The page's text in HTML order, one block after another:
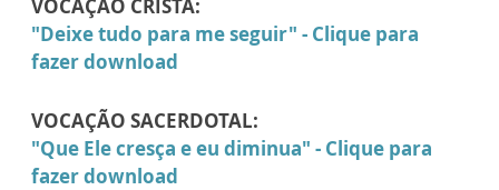
VOCAÇÃO CRISTÃ:
"Deixe tudo para me seguir" - Clique para
fazer download
VOCAÇÃO SACERDOTAL:
"Que Ele cresça e eu diminua" - Clique para
fazer download